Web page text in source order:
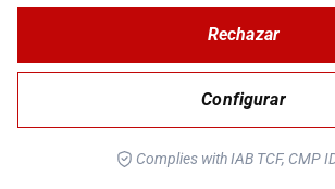
Configurar
Rechazar
Complies with IAB TCF, CMP